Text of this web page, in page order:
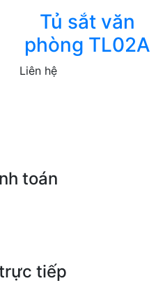
Tủ sắt văn
phòng TL02A
Liên hệ
toán
tiếp